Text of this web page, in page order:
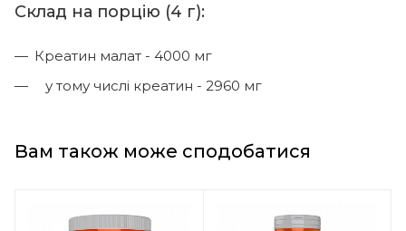
Склад на порцію (4 г):
Креатин малат - 4000 мг
у тому числі креатин - 2960 мг
Вам також може сподобатися